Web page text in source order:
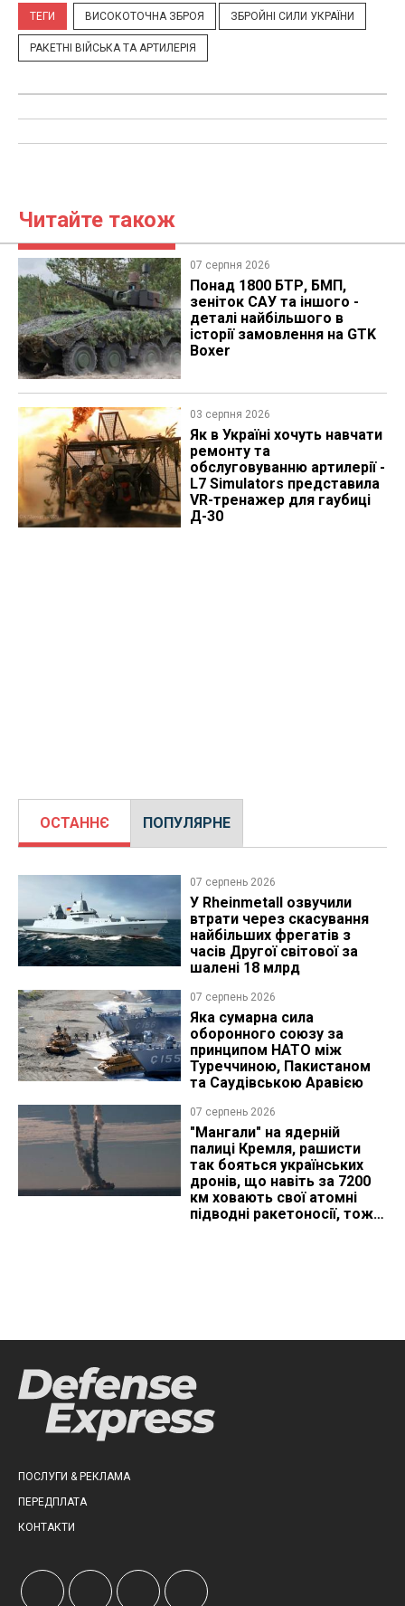
ТЕГИ ВИСОКОТОЧНА ЗБРОЯ ЗБРОЙНІ СИЛИ УКРАЇНИ
РАКЕТНІ ВІЙСЬКА ТА АРТИЛЕРІЯ
Читайте також
07 серпня 2026
Понад 1800 БТР, БМП,
зеніток САУ та іншого -
деталі найбільшого в
історії замовлення на GTK
Boxer
03 серпня 2026
Як в Україні хочуть навчати
ремонту та
обслуговуванню артилерії -
L7 Simulators представила
VR-тренажер для гаубиці
Д-30
ОСТАННЄ ПОПУЛЯРНЕ
07 серпень 2026
У Rheinmetall озвучили
втрати через скасування
найбільших фрегатів з
часів Другої світової за
шалені 18 млрд
07 серпень 2026
Яка сумарна сила
оборонного союзу за
принципом НАТО між
Туреччиною, Пакистаном
та Саудівською Аравією
07 серпень 2026
"Мангали" на ядерній
палиці Кремля, рашисти
так бояться українських
дронів, що навіть за 7200
км ховають свої атомні
підводні ракетоносії, тож
ПОСЛУГИ & РЕКЛАМА
ПЕРЕДПЛАТА
КОНТАКТИ